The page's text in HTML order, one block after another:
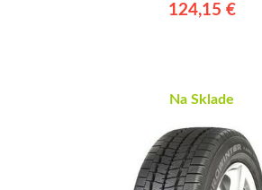
124,15 €
Na Sklade